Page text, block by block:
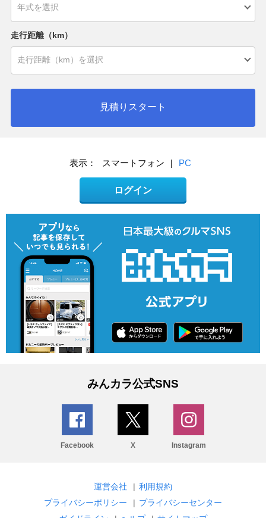
走行距離（km）
見積りスタート
表示： スマートフォン | PC
ログイン
みんカラ公式SNS
Facebook X Instagram
運営会社 | 利用規約
プライバシーポリシー
| プライバシーセンター